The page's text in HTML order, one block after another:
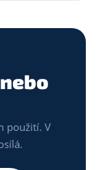
použití. V